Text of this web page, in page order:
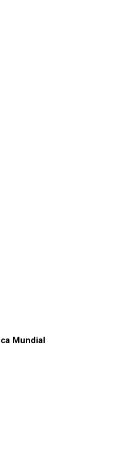
Mundial